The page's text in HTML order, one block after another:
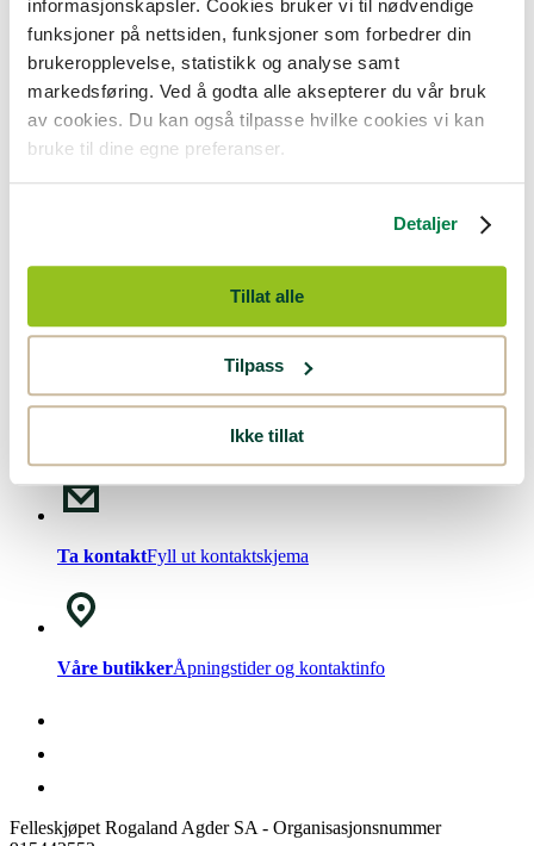
informasjonskapsler. Cookies bruker vi til nødvendige
funksjoner på nettsiden, funksjoner som forbedrer din
brukeropplevelse, statistikk og analyse samt
markedsføring. Ved å godta alle aksepterer du vår bruk
av cookies. Du kan også tilpasse hvilke cookies vi kan
bruke til dine egne preferanser.
Detaljer
Tillat alle
Tilpass
Ikke tillat
Presse
Ledige stillinger
Bonde og bedriftskunde
BondeKompaniet erFelleskjøpet Rogaland Agdersitt butikkonsept
BondeKompaniet har det du trenger av praktisk utstyr, reparasjon og
gode råd innenfor hus og hage, fritid, kjæledyr og landbruk.
Nyhetsbrev!Meld deg på vårtnyhetsbrev.
Mandag - Fredag kl. 08-15
Ta kontaktFyll ut kontaktskjema
Våre butikkerÅpningstider og kontaktinfo
Felleskjøpet Rogaland Agder SA - Organisasjonsnummer